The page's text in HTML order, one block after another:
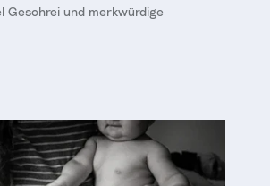
Geschrei und merkwürdige